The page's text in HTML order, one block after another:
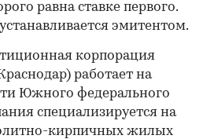
равна ставке первого.
эмитентом.
корпорация
работает на
Южного федерального
специализируется на
кирпичных жилых